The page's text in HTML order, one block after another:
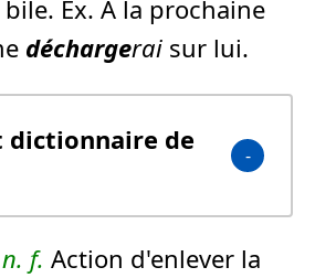
bile. Ex. A la prochaine
déchargerai sur lui.
de
n. f. Action d'enlever la